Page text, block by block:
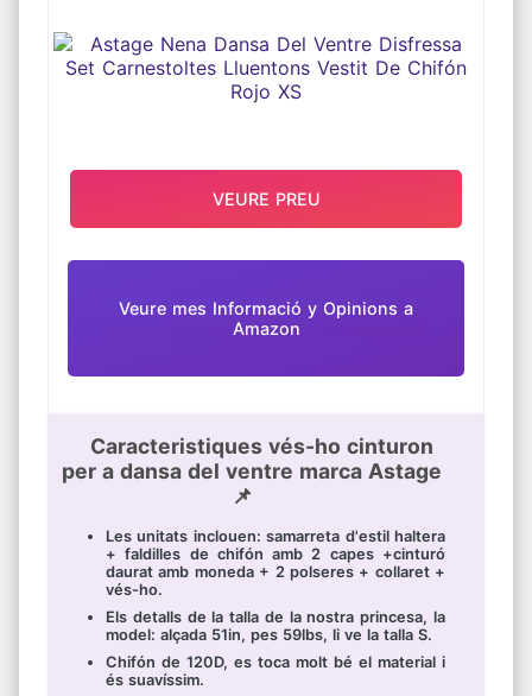
ROJO XS
Veure mes Informació y Opinions a
Amazon
Caracteristiques vés-ho cinturon
per a dansa del ventre marca Astage
📌
Les unitats inclouen: samarreta d'estil haltera
+ faldilles de chifón amb 2 capes +cinturó
daurat amb moneda + 2 polseres + collaret +
vés-ho.
Els detalls de la talla de la nostra princesa, la
model: alçada 51in, pes 59lbs, li ve la talla S.
Chifón de 120D, es toca molt bé el material i
és suavíssim.
VEURE PREU